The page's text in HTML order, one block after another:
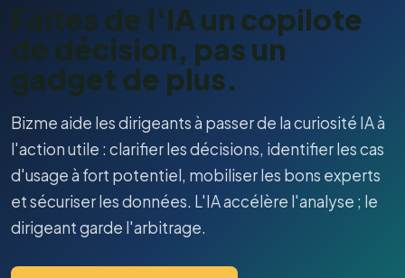
Faites de l'IA un copilote
de décision, pas un
gadget de plus.
Bizme aide les dirigeants à passer de la curiosité IA à
l'action utile : clarifier les décisions, identifier les cas
d'usage à fort potentiel, mobiliser les bons experts
et sécuriser les données. L'IA accélère l'analyse ; le
dirigeant garde l'arbitrage.